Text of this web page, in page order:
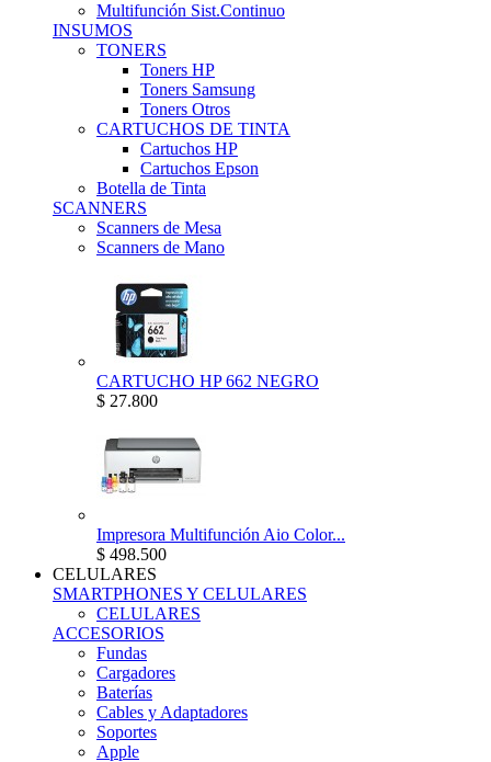
Multifunción Sist.Continuo
INSUMOS
TONERS
Toners HP
Toners Samsung
Toners Otros
CARTUCHOS DE TINTA
Cartuchos HP
Cartuchos Epson
Botella de Tinta
SCANNERS
Scanners de Mesa
Scanners de Mano
CARTUCHO HP 662 NEGRO
$ 27.800
Impresora Multifunción Aio Color...
$ 498.500
CELULARES
SMARTPHONES Y CELULARES
CELULARES
ACCESORIOS
Fundas
Cargadores
Baterías
Cables y Adaptadores
Soportes
Apple